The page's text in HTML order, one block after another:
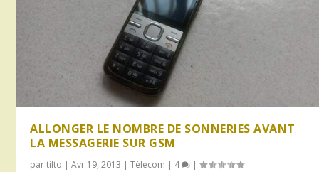
ALLONGER LE NOMBRE DE SONNERIES AVANT
LA MESSAGERIE SUR GSM
partilto |Avr 19, 2013 |Télécom | 4 |